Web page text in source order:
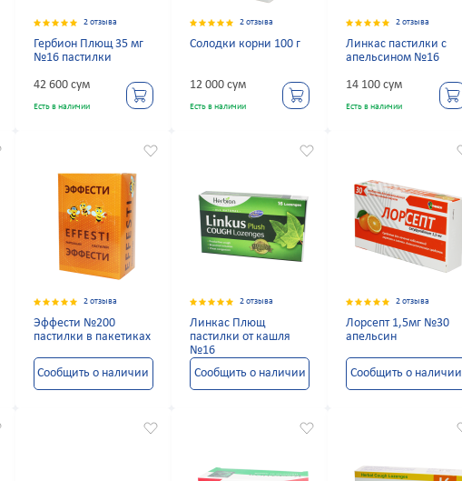
2 отзыва
Гербион Плющ 35 мг
№16 пастилки
42 600 сум
Есть в наличии
2 отзыва
Солодки корни 100 г
12 000 сум
Есть в наличии
2 отзыва
Линкас пастилки с
апельсином №16
14 100 сум
Есть в наличии
2 отзыва
Эффести №200
пастилки в пакетиках
Сообщить о наличии
2 отзыва
Линкас Плющ
пастилки от кашля
№16
Сообщить о наличии
2 отзыва
Лорсепт 1,5мг №30
апельсин
Сообщить о наличии